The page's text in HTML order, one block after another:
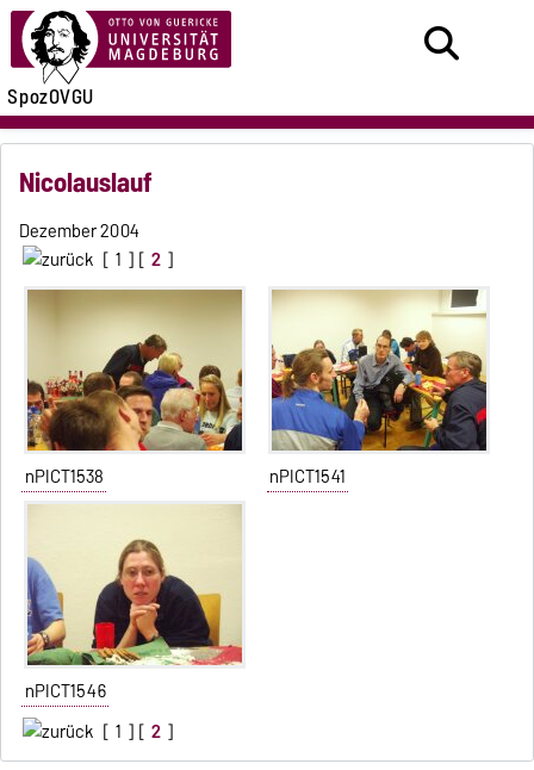
SpozOVGU
Nicolauslauf
Dezember 2004
[ 1 ] [ 2 ]
nPICT1538 nPICT1541
nPICT1546
[ 1 ] [ 2 ]